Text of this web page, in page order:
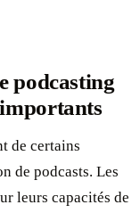
podcasting
de certains
de podcasts. Les
leurs capacités de